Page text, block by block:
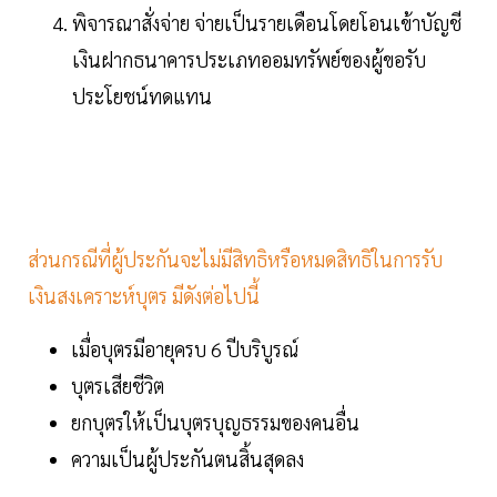
พิจารณาสั่งจ่าย จ่ายเป็นรายเดือนโดยโอนเข้าบัญชี
เงินฝากธนาคารประเภทออมทรัพย์ของผู้ขอรับ
ประโยชน์ทดแทน
ส่วนกรณีที่ผู้ประกันจะไม่มีสิทธิหรือหมดสิทธิในการรับ
เงินสงเคราะห์บุตร มีดังต่อไปนี้
เมื่อบุตรมีอายุครบ 6 ปีบริบูรณ์
บุตรเสียชีวิต
ยกบุตรให้เป็นบุตรบุญธรรมของคนอื่น
ความเป็นผู้ประกันตนสิ้นสุดลง